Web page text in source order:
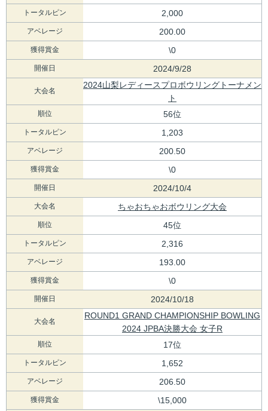
トータルピン 2,000
アベレージ 200.00
獲得賞金 \0
開催日 2024/9/28
大会名
2024山梨レディースプロボウリングトーナメン
ト
順位 56位
トータルピン 1,203
アベレージ 200.50
獲得賞金 \0
開催日 2024/10/4
大会名 ちゃおちゃおボウリング大会
順位 45位
トータルピン 2,316
アベレージ 193.00
獲得賞金 \0
開催日 2024/10/18
大会名
ROUND1 GRAND CHAMPIONSHIP BOWLING
2024 JPBA決勝大会 女子R
順位 17位
トータルピン 1,652
アベレージ 206.50
獲得賞金 \15,000